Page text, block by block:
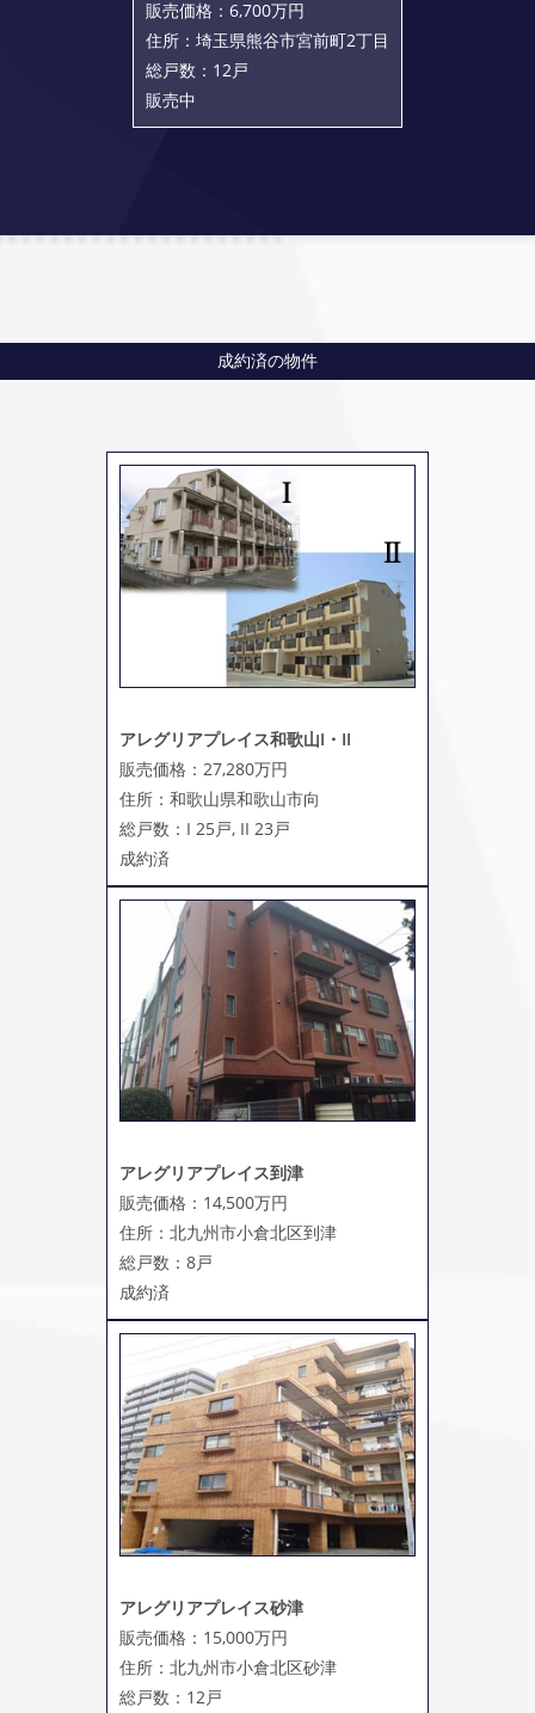
販売価格：6,700万円
住所：埼玉県熊谷市宮前町2丁目
総戸数：12戸
販売中
成約済の物件
アレグリアプレイス和歌山I・II
販売価格：27,280万円
住所：和歌山県和歌山市向
総戸数：I 25戸, II 23戸
成約済
アレグリアプレイス到津
販売価格：14,500万円
住所：北九州市小倉北区到津
総戸数：8戸
成約済
アレグリアプレイス砂津
販売価格：15,000万円
住所：北九州市小倉北区砂津
総戸数：12戸